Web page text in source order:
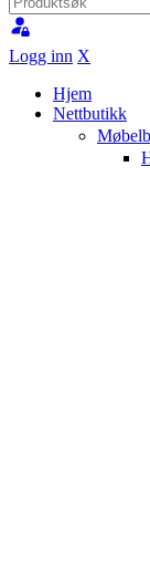
Logg inn X
Hjem
Nettbutikk